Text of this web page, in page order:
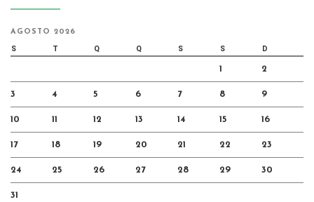
AGOSTO 2026
S T Q Q S S D
1 2
3 4 5 6 7 8 9
10 11 12 13 14 15 16
17 18 19 20 21 22 23
24 25 26 27 28 29 30
31